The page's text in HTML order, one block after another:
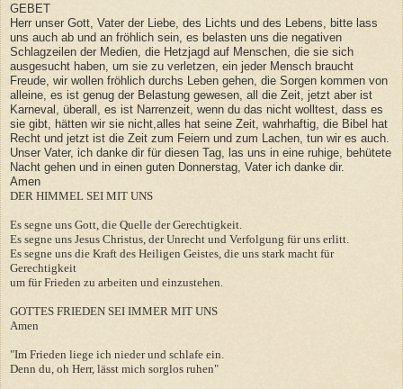
GEBET
Herr unser Gott, Vater der Liebe, des Lichts und des Lebens, bitte lass
uns auch ab und an fröhlich sein, es belasten uns die negativen
Schlagzeilen der Medien, die Hetzjagd auf Menschen, die sie sich
ausgesucht haben, um sie zu verletzen, ein jeder Mensch braucht
Freude, wir wollen fröhlich durchs Leben gehen, die Sorgen kommen von
alleine, es ist genug der Belastung gewesen, all die Zeit, jetzt aber ist
Karneval, überall, es ist Narrenzeit, wenn du das nicht wolltest, dass es
sie gibt, hätten wir sie nicht,alles hat seine Zeit, wahrhaftig, die Bibel hat
Recht und jetzt ist die Zeit zum Feiern und zum Lachen, tun wir es auch.
Unser Vater, ich danke dir für diesen Tag, las uns in eine ruhige, behütete
Nacht gehen und in einen guten Donnerstag, Vater ich danke dir.
Amen
DER HIMMEL SEI MIT UNS
Es segne uns Gott, die Quelle der Gerechtigkeit.
Es segne uns Jesus Christus, der Unrecht und Verfolgung für uns erlitt.
Es segne uns die Kraft des Heiligen Geistes, die uns stark macht für
Gerechtigkeit
um für Frieden zu arbeiten und einzustehen.
GOTTES FRIEDEN SEI IMMER MIT UNS
Amen
"Im Frieden liege ich nieder und schlafe ein.
Denn du, oh Herr, lässt mich sorglos ruhen"